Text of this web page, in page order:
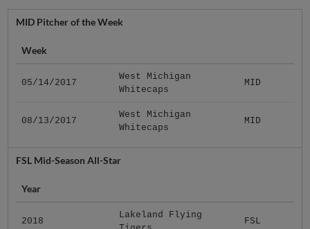
MID Pitcher of the Week
Week
05/14/2017
West Michigan
Whitecaps
MID
08/13/2017
West Michigan
Whitecaps
MID
FSL Mid-Season All-Star
Year
2018
Lakeland Flying
FSL